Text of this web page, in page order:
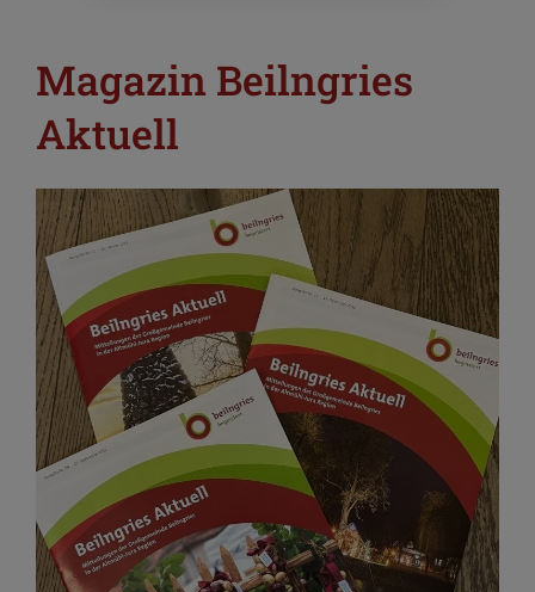
Magazin Beilngries
Aktuell